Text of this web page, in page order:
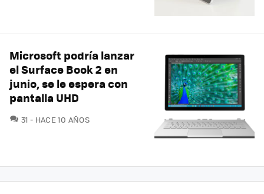
Microsoft podría lanzar
el Surface Book 2 en
junio, se le espera con
pantalla UHD
31 COMENTARIOS
HACE 10 AÑOS